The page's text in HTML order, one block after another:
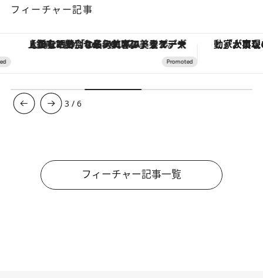
フィーチャー記事
【銀座で出合う最旬美容】美髪ケアや上質な眠り…セルフケアのアップデートから、特別な名入れギフトまで。大人のための「ReFa GINZA」クルーズ
3 /6
フィーチャー記事一覧